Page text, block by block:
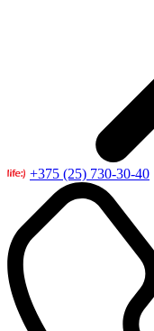
+375 (25) 730-30-40